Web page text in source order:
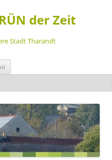
der Zeit
Stadt Tharandt
springen